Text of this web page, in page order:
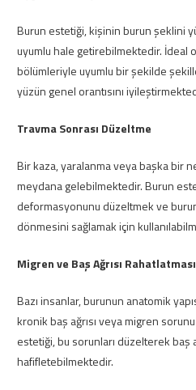
Burun estetiği, kişinin burun şeklini
uyumlu hale getirebilmektedir. İdeal
bölümleriyle uyumlu bir şekilde
yüzün genel orantısını
Travma Sonrası Düzeltme
Bir kaza, yaralanma veya başka bir
meydana gelebilmektedir. Burun
deformasyonunu düzeltmek ve
dönmesini sağlamak için
Migren ve Baş Ağrısı Rahatlatması
Bazı insanlar, burunun anatomik
kronik baş ağrısı veya migren
estetiği, bu sorunları düzelterek baş
hafifletebilmektedir.